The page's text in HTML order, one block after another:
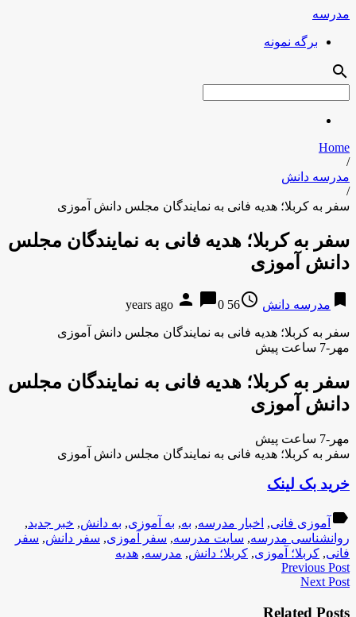
مدرسه
برگه نمونه
search
Home
/
مدرسه دانش
/
سفر به کربلا؛ هدیه فانی به نمایندگان مجلس دانش آموزی
سفر به کربلا؛ هدیه فانی به نمایندگان مجلس
دانش آموزی
bookmark مدرسه دانش access_time
56 years ago
person chat_bubble0
سفر به کربلا؛ هدیه فانی به نمایندگان مجلس دانش آموزی
مهر-7 ساعت پیش
سفر به کربلا؛ هدیه فانی به نمایندگان مجلس
دانش آموزی
مهر-7 ساعت پیش
سفر به کربلا؛ هدیه فانی به نمایندگان مجلس دانش آموزی
خرید بک لینک
label آموزی فانی, اخبار مدرسه, به, به آموزی, به دانش, خبر جدید,
روانشناسی مدرسه, سایت مدرسه, سفر آموزی, سفر دانش, سفر
فانی, کربلا؛ آموزی, کربلا؛ دانش, مدرسه, هدیه
Previous Post
Next Post
Related Posts